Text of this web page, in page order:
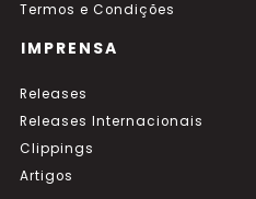
Termos e Condições
IMPRENSA
Releases
Releases Internacionais
Clippings
Artigos